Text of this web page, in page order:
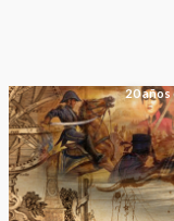
20 años